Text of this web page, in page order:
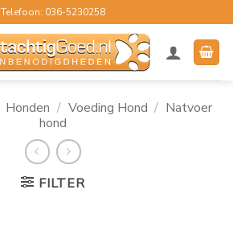
Telefoon: 036-5230258
Honden / Voeding Hond / Natvoer
hond
FILTER